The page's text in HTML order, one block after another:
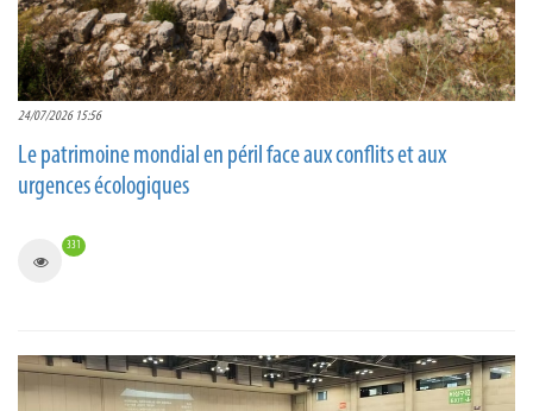
24/07/2026 15:56
Le patrimoine mondial en péril face aux conflits et aux
urgences écologiques
331